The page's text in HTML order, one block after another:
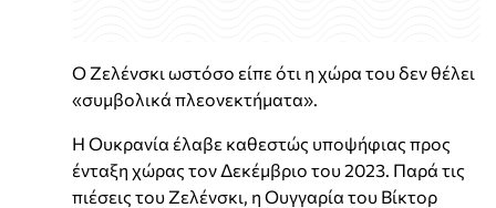
Ο Ζελένσκι ωστόσο είπε ότι η χώρα του δεν θέλει
«συμβολικά πλεονεκτήματα».
Η Ουκρανία έλαβε καθεστώς υποψήφιας προς
ένταξη χώρας τον Δεκέμβριο του 2023. Παρά τις
πιέσεις του Ζελένσκι, η Ουγγαρία του Βίκτορ